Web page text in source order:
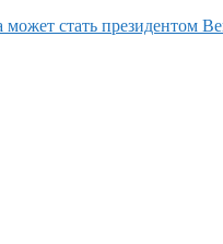
может стать президентом